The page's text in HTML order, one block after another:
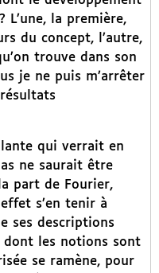
la première,
du concept, l’autre,
trouve dans son
je ne puis m’arrêter
qui verrait en
ne saurait être
part de Fourier,
s’en tenir à
ses descriptions
dont les notions sont
se ramène, pour